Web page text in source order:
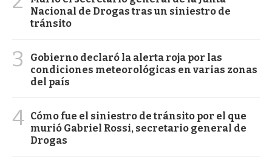
Nacional de Drogas tras un siniestro de
tránsito
3
Gobierno declaró la alerta roja por las
condiciones meteorológicas en varias zonas
del país
4 Cómo fue el siniestro de tránsito por el que
murió Gabriel Rossi, secretario general de
Drogas